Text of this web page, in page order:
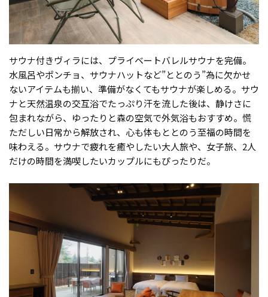
サウナ付きヴィラには、プライベートバレルサウナを完備。
水風呂やポンチョ、サウナハットなど”ととのう”為に欠かせ
ないアイテムも揃い、準備がなくてもサウナが楽しめる。サウ
ナと天然温泉の交互浴でたっぷり汗を流した後は、静けさに
包まれながら、ゆったりと森の空気で外気浴もおすすめ。慌
ただしい日常から解放され、心も体もととのう至福の時間を
味わえる。サウナで疲れを癒やしたい大人旅や、女子旅、2人
だけの時間を満喫したいカップルにもぴったりだ。